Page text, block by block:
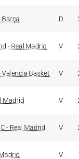
Barça D
- Real Madrid V
Valencia Basket V
Madrid V
- Real Madrid V
V